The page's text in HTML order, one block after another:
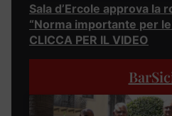
Sala d’Ercole approva la
“Norma importante per
CLICCA PER IL VIDEO